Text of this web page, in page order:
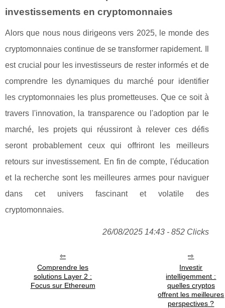
investissements en cryptomonnaies
Alors que nous nous dirigeons vers 2025, le monde des
cryptomonnaies continue de se transformer rapidement. Il
est crucial pour les investisseurs de rester informés et de
comprendre les dynamiques du marché pour identifier
les cryptomonnaies les plus prometteuses. Que ce soit à
travers l'innovation, la transparence ou l'adoption par le
marché, les projets qui réussiront à relever ces défis
seront probablement ceux qui offriront les meilleurs
retours sur investissement. En fin de compte, l'éducation
et la recherche sont les meilleures armes pour naviguer
dans cet univers fascinant et volatile des
cryptomonnaies.
26/08/2025 14:43 - 852 Clicks
Comprendre les
solutions Layer 2 :
Focus sur Ethereum
Investir
intelligemment :
quelles cryptos
offrent les meilleures
perspectives ?